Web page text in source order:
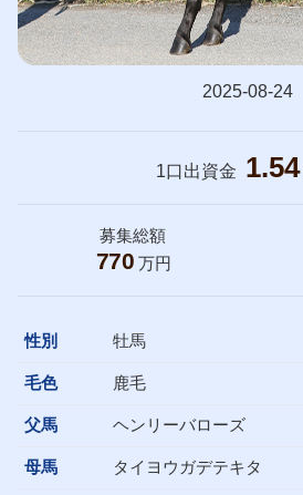
2025-08-24
1口出資金 1.54
募集総額
770 万円
性別 牡馬
毛色 鹿毛
父馬 ヘンリーバローズ
母馬 タイヨウガデテキタ